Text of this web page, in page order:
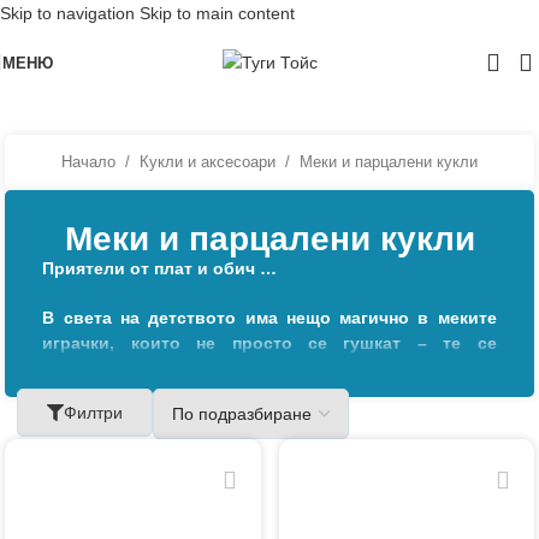
Skip to navigation Skip to main content
МЕНЮ
Начало / Кукли и аксесоари / Меки и парцалени кукли
Меки и парцалени кукли
Приятели от плат и обич …
В света на детството има нещо магично в меките
играчки, които не просто се гушкат – те се
сънища. Именно такива са и парцалените кукли – с
мекички тела, усмихнати личица и дрехи, които
разказват приказки.
В нашата специална селекция ще откриете
очарователна селекция от текстилни кукли, всяка с
Филтри